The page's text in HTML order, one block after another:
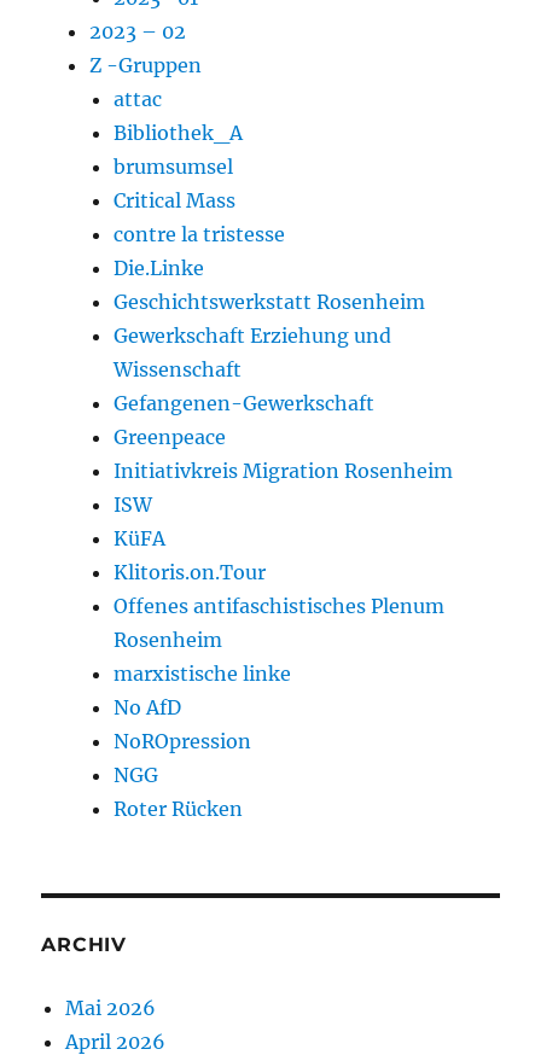
2023 – 02
Z -Gruppen
attac
Bibliothek_A
brumsumsel
Critical Mass
contre la tristesse
Die.Linke
Geschichtswerkstatt Rosenheim
Gewerkschaft Erziehung und
Wissenschaft
Gefangenen-Gewerkschaft
Greenpeace
Initiativkreis Migration Rosenheim
ISW
KüFA
Klitoris.on.Tour
Offenes antifaschistisches Plenum
Rosenheim
marxistische linke
No AfD
NoROpression
NGG
Roter Rücken
ARCHIV
Mai 2026
April 2026